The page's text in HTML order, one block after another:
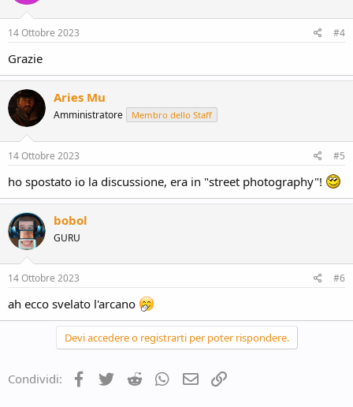
14 Ottobre 2023 #4
Grazie
Aries Mu
Amministratore Membro dello Staff
14 Ottobre 2023 #5
ho spostato io la discussione, era in "street photography"!
bobol
GURU
14 Ottobre 2023 #6
ah ecco svelato l'arcano
Devi accedere o registrarti per poter rispondere.
Condividi: Facebook
TwitterReddit WhatsApp
e-mailLink